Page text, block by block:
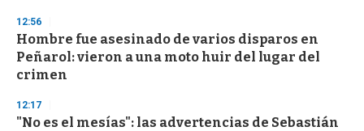
12:56
Hombre fue asesinado de varios disparos en
Peñarol: vieron a una moto huir del lugar del
crimen
12:17
"No es el mesías": las advertencias de Sebastián